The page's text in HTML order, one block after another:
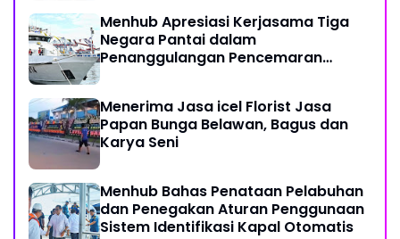
Menhub Apresiasi Kerjasama Tiga
Negara Pantai dalam
Penanggulangan Pencemaran
Menerima Jasa icel Florist Jasa
Papan Bunga Belawan, Bagus dan
Karya Seni
Menhub Bahas Penataan Pelabuhan
dan Penegakan Aturan Penggunaan
Sistem Identifikasi Kapal Otomatis